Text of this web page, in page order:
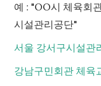
예 : "OO시 체육회
시설관리공단"
서울 강서구시설관
강남구민회관 체육